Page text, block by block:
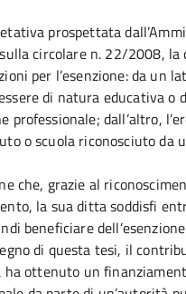
prospettata
circolare n. 22/2008, la
per l’esenzione: da un
di natura educativa o
professionale; dall’altro,
o scuola riconosciuto da
che, grazie al
la sua ditta soddisfi
beneficiare
di questa tesi, il
ottenuto un